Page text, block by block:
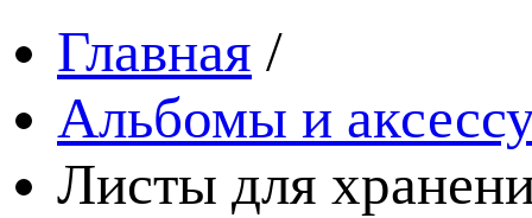
Главная /
Альбомы и
Листы для